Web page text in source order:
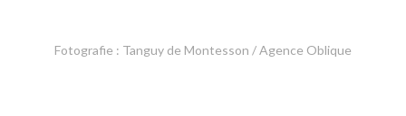
Fotografie : Tanguy de Montesson / Agence Oblique